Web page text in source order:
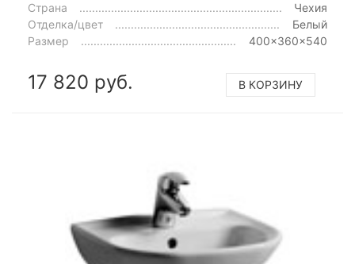
Страна
Чехия
Отделка/цвет
Белый
Размер
400x360x540
17 820 руб. В КОРЗИНУ